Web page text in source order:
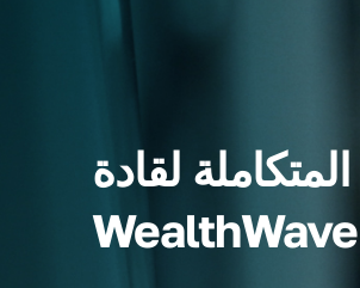
لقادة